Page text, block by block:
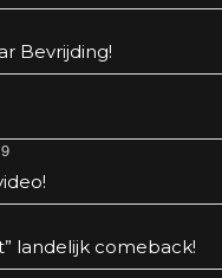
Bevrijding!
landelijk comeback!